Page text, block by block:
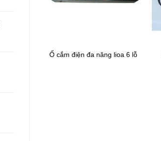
Ổ cắm điện đa năng lioa 6 lỗ